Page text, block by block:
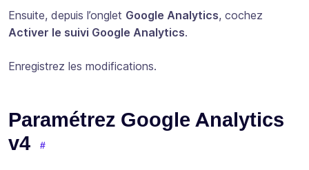
Ensuite, depuis l’onglet Google Analytics, cochez
Activer le suivi Google Analytics.
Enregistrez les modifications.
Paramétrez Google Analytics
v4